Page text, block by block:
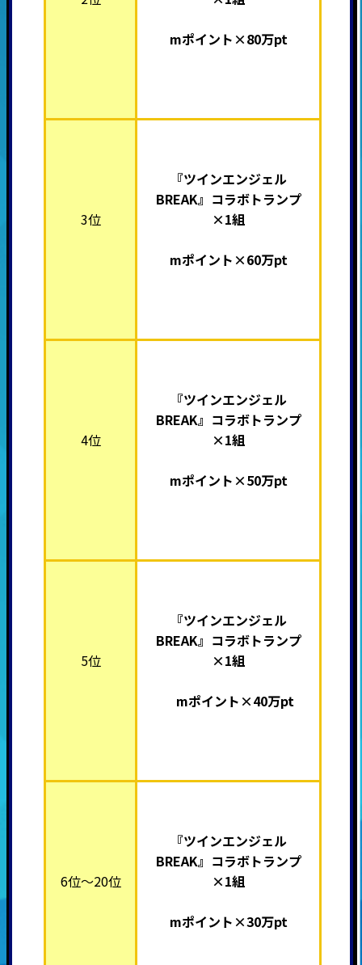
mポイント×80万pt
3位
『ツインエンジェル
BREAK』 コラボトランプ
×1組
mポイント×60万pt
4位
『ツインエンジェル
BREAK』 コラボトランプ
×1組
mポイント×50万pt
5位
『ツインエンジェル
BREAK』 コラボトランプ
×1組
mポイント×40万pt
6位～20位
『ツインエンジェル
BREAK』 コラボトランプ
×1組
mポイント×30万pt